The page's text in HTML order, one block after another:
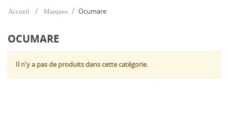
Accueil Marques Ocumare
OCUMARE
Il n'y a pas de produits dans cette catégorie.